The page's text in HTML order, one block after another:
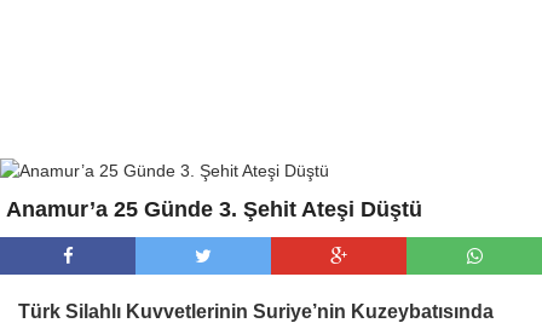
Anamur’a 25 Günde 3. Şehit Ateşi Düştü
Türk Silahlı Kuvvetlerinin Suriye’nin Kuzeybatısında